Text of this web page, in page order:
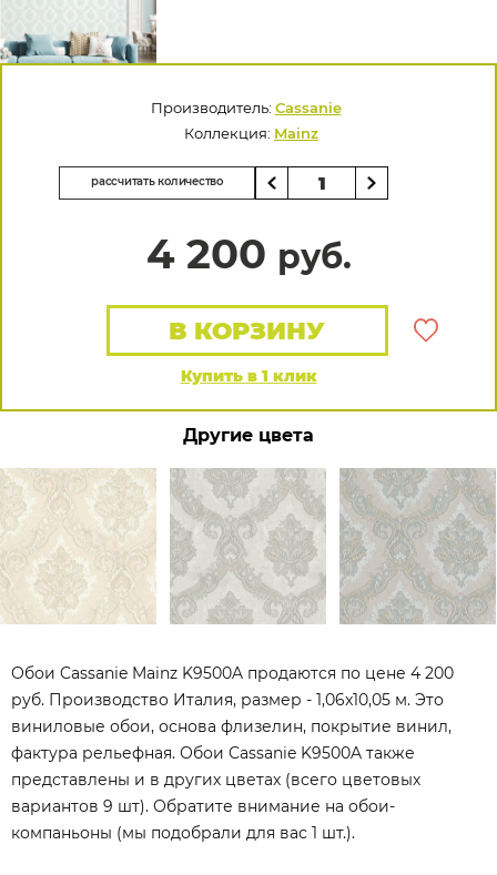
Производитель: Cassanie
Коллекция: Mainz
рассчитать количество
4 200 руб.
Купить в 1 клик
В КОРЗИНУ
Другие цвета
Обои Cassanie Mainz K9500A продаются по цене 4 200
руб. Производство Италия, размер - 1,06x10,05 м. Это
виниловые обои, основа флизелин, покрытие винил,
фактура рельефная. Обои Cassanie K9500A также
представлены и в других цветах (всего цветовых
вариантов 9 шт). Обратите внимание на обои-
компаньоны (мы подобрали для вас 1 шт.).